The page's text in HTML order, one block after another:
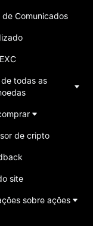
de Comunicados
todas as
de cripto
site
sobre ações